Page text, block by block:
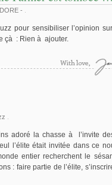
-
pour sensibiliser l’opinion
çà : Rien à ajouter.
adoré la chasse à l’invite
l’élite était invitée dans ce
entier recherchent le
: faire partie de l’élite,